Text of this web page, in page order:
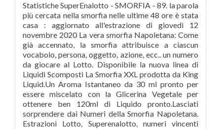
Statistiche SuperEnalotto - SMORFIA - 89. la parola
più cercata nella smorfia nelle ultime 48 ore è stata
casa : aggiornato all'estrazione di giovedì 12
novembre 2020 La vera smorfia Napoletana: Come
già accennato, la smorfia attribuisce a ciascun
vocabolo, persona, oggetto, azione, ecc.. un numero
da giocare al Lotto. Disponibile la nuova linea di
Liquidi Scomposti La Smorfia XXL prodotta da King
Liquid.Un Aroma Istantaneo da 30 ml pronto per
essere miscelato con la Glicerina Vegetale per
ottenere ben 120ml di Liquido pronto.Lasciati
sorprendere dai Numeri della Smorfia Napoletana.
Estrazioni Lotto, Superenalotto, numeri vincenti